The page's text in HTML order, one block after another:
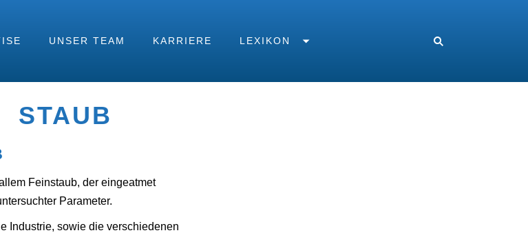
UNSER TEAM KARRIERE LEXIKON
STAUB
Feinstaub, der eingeatmet
Parameter.
Industrie, sowie die verschiedenen